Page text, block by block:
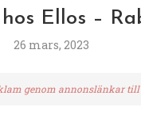
Ellos –
26 mars, 2023
genom annonslänkar till